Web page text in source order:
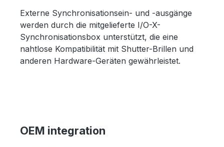
Externe Synchronisationsein- und -ausgänge
werden durch die mitgelieferte I/O-X-
Synchronisationsbox unterstützt, die eine
nahtlose Kompatibilität mit Shutter-Brillen und
anderen Hardware-Geräten gewährleistet.
OEM integration